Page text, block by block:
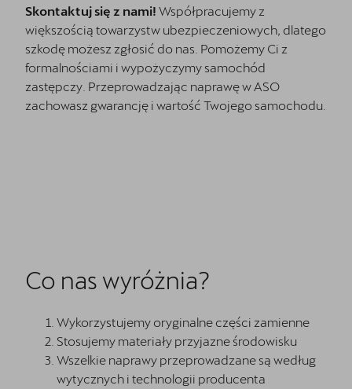
Skontaktuj się z nami! Współpracujemy z
większością towarzystw ubezpieczeniowych, dlatego
szkodę możesz zgłosić do nas. Pomożemy Ci z
formalnościami i wypożyczymy samochód
zastępczy. Przeprowadzając naprawę w ASO
zachowasz gwarancję i wartość Twojego samochodu.
Co nas wyróżnia?
Wykorzystujemy oryginalne części zamienne
Stosujemy materiały przyjazne środowisku
Wszelkie naprawy przeprowadzane są według
wytycznych i technologii producenta